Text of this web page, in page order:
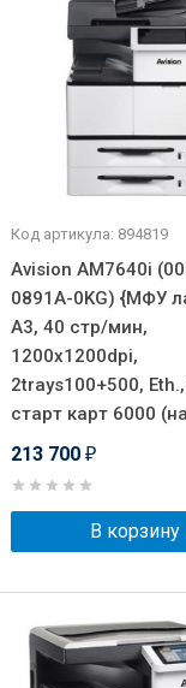
Код артикула: 894819
Avision AM7640i
0891A-0KG) {МФУ
A3, 40 стр/мин,
1200x1200dpi,
2trays100+500, Eth.,
старт карт 6000
213 700 ₽
В корзину